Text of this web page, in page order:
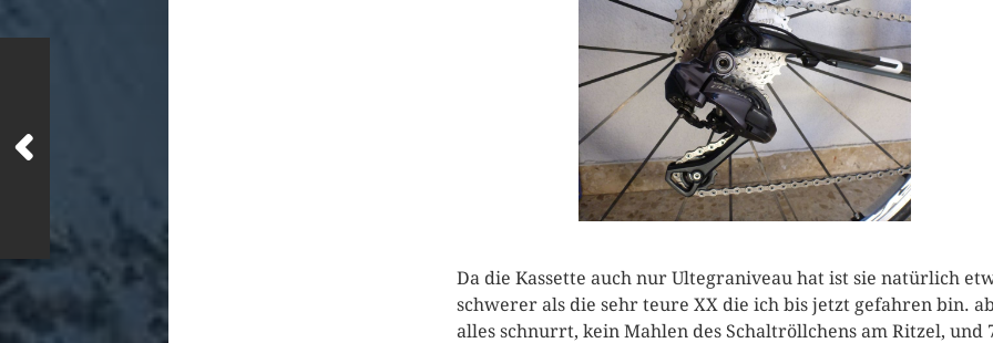
Da die Kassette auch nur Ultegraniveau hat ist sie natürlich
schwerer als die sehr teure XX die ich bis jetzt gefahren bin.
alles schnurrt, kein Mahlen des Schaltröllchens am Ritzel, und